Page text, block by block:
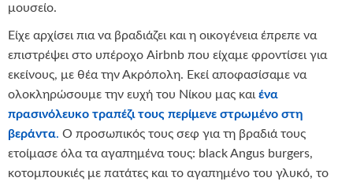
μουσείο.
Είχε αρχίσει πια να βραδιάζει και η οικογένεια έπρεπε να
επιστρέψει στο υπέροχο Airbnb που είχαμε φροντίσει για
εκείνους, με θέα την Ακρόπολη. Εκεί αποφασίσαμε να
ολοκληρώσουμε την ευχή του Νίκου μας και ένα
πρασινόλευκο τραπέζι τους περίμενε στρωμένο στη
βεράντα. Ο προσωπικός τους σεφ για τη βραδιά τους
ετοίμασε όλα τα αγαπημένα τους: black Angus burgers,
κοτομπουκιές με πατάτες και το αγαπημένο του γλυκό, το